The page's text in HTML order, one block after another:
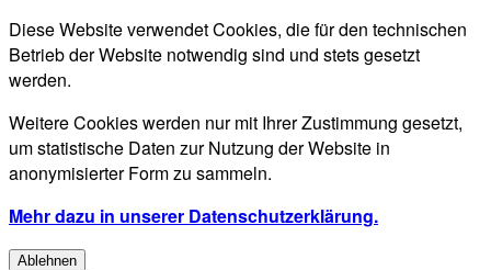
Diese Website verwendet Cookies, die für den technischen
Betrieb der Website notwendig sind und stets gesetzt
werden.
Weitere Cookies werden nur mit Ihrer Zustimmung gesetzt,
um statistische Daten zur Nutzung der Website in
anonymisierter Form zu sammeln.
Mehr dazu in unserer Datenschutzerklärung.
Ablehnen